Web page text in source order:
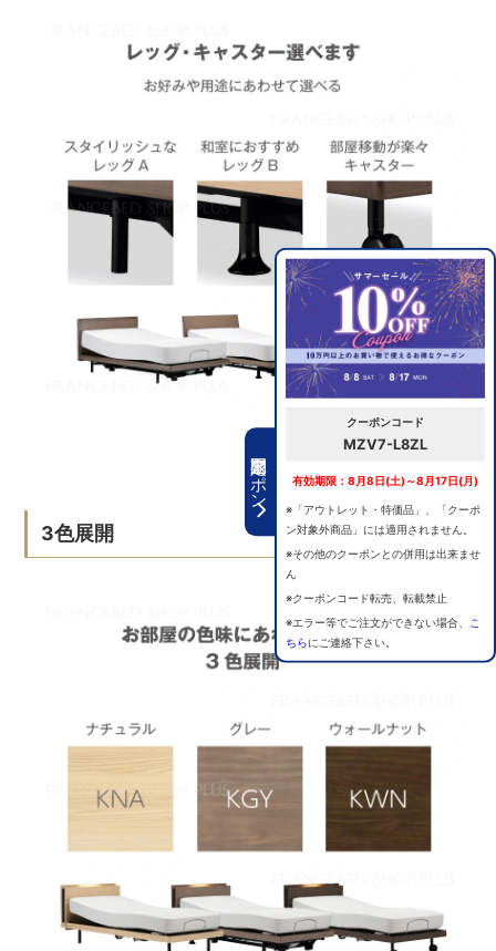
期間限定クーポン
クーポンコード
MZV7-L8ZL
有効期限：8月8日(土)～8月17日(月)
※「アウトレット・特価品」、「クーポ
ン対象外商品」には適用されません。
※その他のクーポンとの併用は出来ませ
ん
※クーポンコード転売、転載禁止
※エラー等でご注文ができない場合、
こ
ちらにご連絡下さい。
3色展開